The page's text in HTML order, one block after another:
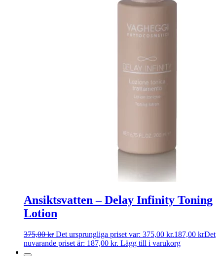
Ansiktsvatten – Delay Infinity Toning
Lotion
375,00kr Det ursprungliga priset var: 375,00 kr.187,00 krDet
nuvarande priset är: 187,00 kr. Lägg till i varukorg